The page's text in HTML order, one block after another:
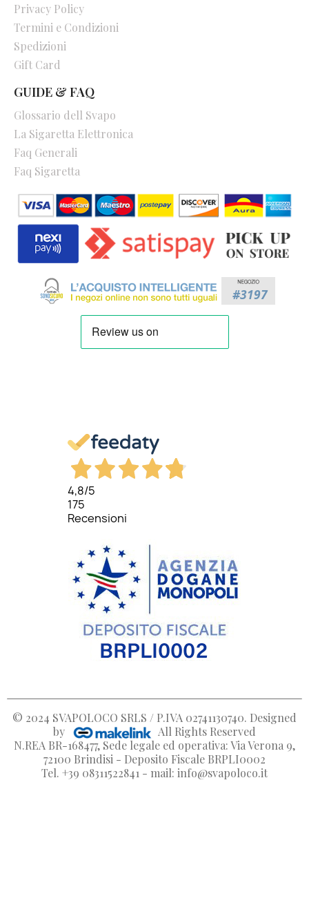
Privacy Policy
Termini e Condizioni
Spedizioni
Gift Card
GUIDE & FAQ
Glossario dell Svapo
La Sigaretta Elettronica
Faq Generali
Faq Sigaretta
4,8/5
175
Recensioni
© 2024 SVAPOLOCO SRLS / P.IVA 02741130740. Designed
by
All Rights Reserved
N.REA BR-168477, Sede legale ed operativa: Via Verona 9,
72100 Brindisi - Deposito Fiscale BRPLI0002
Tel. +39 08311522841 - mail: info@svapoloco.it